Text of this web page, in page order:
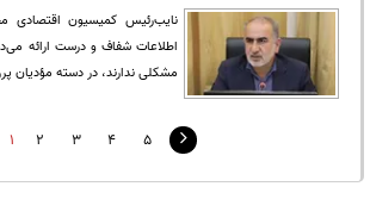
نایب‌رئیس کمیسیون
اطلاعات شفاف و درست ارائه
مشکلی ندارند، در دسته مؤدیان
1 2 3 4 5